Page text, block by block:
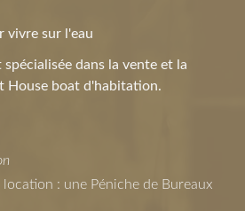
vivre sur l'eau
spécialisée dans la vente et la
House boat d'habitation.
location : une Péniche de Bureaux